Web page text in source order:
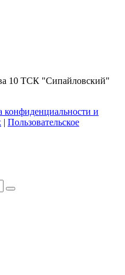
10 ТСК "Сипайловский"
конфиденциальности и
| Пользовательское